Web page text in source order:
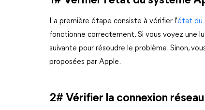
La première étape consiste à vérifier l'état du
fonctionne correctement. Si vous voyez une
suivante pour résoudre le problème. Sinon,
proposées par Apple.
2# Vérifier la connexion réseau